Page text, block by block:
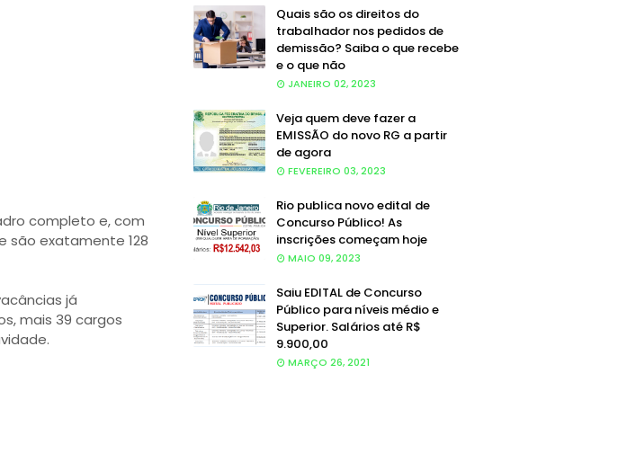
completo e, com
são exatamente 128
já
mais 39 cargos
Quais são os direitos do
trabalhador nos pedidos de
demissão? Saiba o que recebe
e o que não
JANEIRO 02, 2023
Veja quem deve fazer a
EMISSÃO do novo RG a partir
de agora
FEVEREIRO 03, 2023
Rio publica novo edital de
Concurso Público! As
inscrições começam hoje
MAIO 09, 2023
Saiu EDITAL de Concurso
Público para níveis médio e
Superior. Salários até R$
9.900,00
MARÇO 26, 2021